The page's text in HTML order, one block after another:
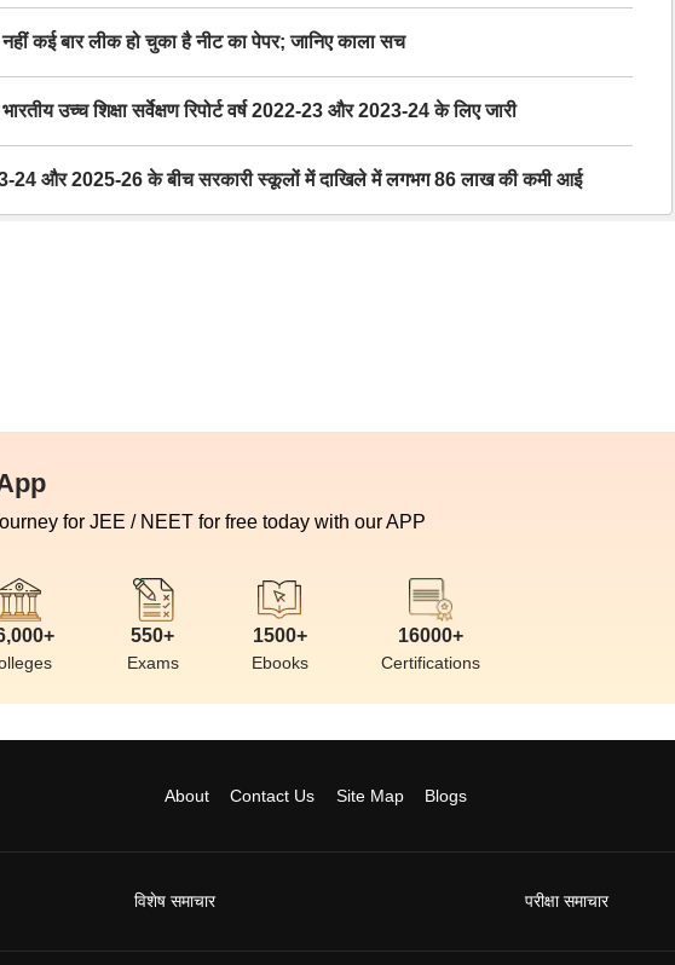
कई बार लीक हो चुका है नीट का पेपर; जानिए काला सच
उच्च शिक्षा सर्वेक्षण रिपोर्ट वर्ष 2022-23 और 2023-24 के लिए जारी
24 और 2025-26 के बीच सरकारी स्कूलों में दाखिले में लगभग 86 लाख की कमी आई
for JEE / NEET for free today with our APP
550+
Exams
1500+
Ebooks
16000+
Certifications
About Contact Us Site Map Blogs
विशेष समाचार परीक्षा समाचार